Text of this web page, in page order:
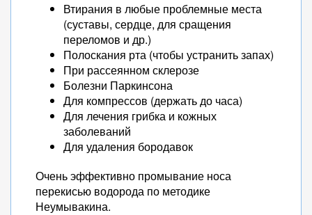
Втирания в любые проблемные места
(суставы, сердце, для сращения
переломов и др.)
Полоскания рта (чтобы устранить запах)
При рассеянном склерозе
Болезни Паркинсона
Для компрессов (держать до часа)
Для лечения грибка и кожных
заболеваний
Для удаления бородавок
Очень эффективно промывание носа
перекисью водорода по методике
Неумывакина.